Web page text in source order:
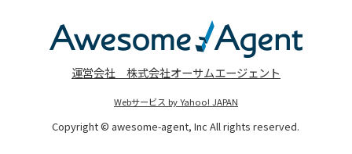
運営会社 株式会社オーサムエージェント
Webサービス by Yahoo! JAPAN
Copyright © awesome-agent, Inc All rights reserved.